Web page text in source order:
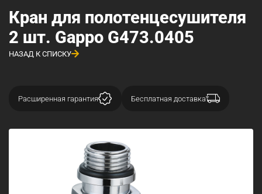
Кран для полотенцесушителя
2 шт. Gappo G473.0405
НАЗАД К СПИСКУ
Расширенная гарантия Бесплатная доставка